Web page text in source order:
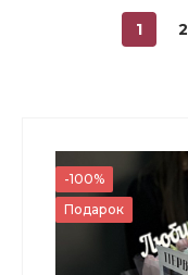
1 2
-100%
Подарок